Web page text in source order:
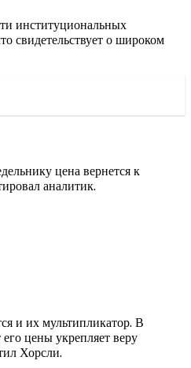
институциональных
свидетельствует о широком
цена вернется к
аналитик.
и их мультипликатор. В
цены укрепляет веру
Хорсли.